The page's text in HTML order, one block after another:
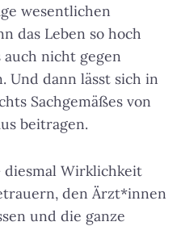
wesentlichen
das Leben so hoch
nicht gegen
Und dann lässt sich in
Sachgemäßes von
beitragen.
diesmal Wirklichkeit
den Ärzt*innen
und die ganze